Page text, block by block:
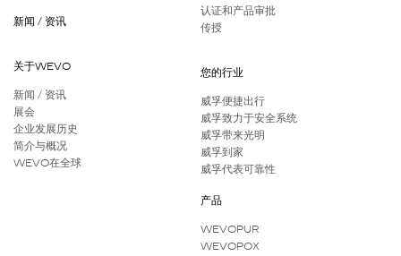
新闻 / 资讯
关于WEVO
新闻 / 资讯
展会
企业发展历史
简介与概况
WEVO在全球
认证和产品审批
传授
您的行业
威孚便捷出行
威孚致力于安全系统
威孚带来光明
威孚到家
威孚代表可靠性
产品
WEVOPUR
WEVOPOX